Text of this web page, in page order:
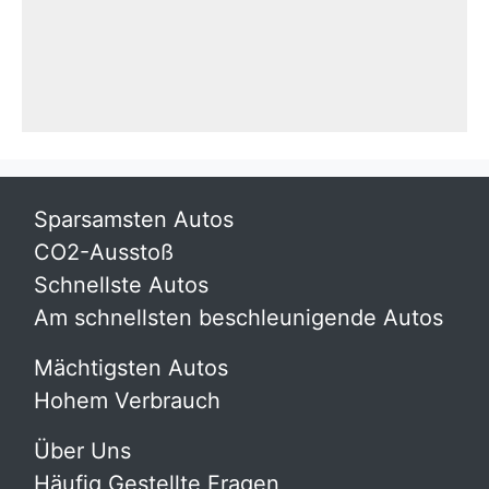
Sparsamsten Autos
CO2-Ausstoß
Schnellste Autos
Am schnellsten beschleunigende Autos
Mächtigsten Autos
Hohem Verbrauch
Über Uns
Häufig Gestellte Fragen